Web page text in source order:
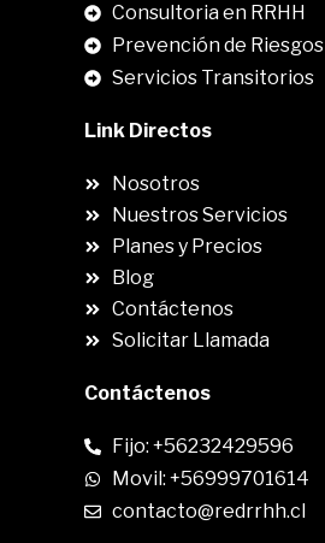
Consultoria en RRHH
Prevención de Riesgos
Servicios Transitorios
Link Directos
Nosotros
Nuestros Servicios
Planes y Precios
Blog
Contáctenos
Solicitar Llamada
Contáctenos
Fijo: +56232429596
Movil: +56999701614
contacto@redrrhh.cl